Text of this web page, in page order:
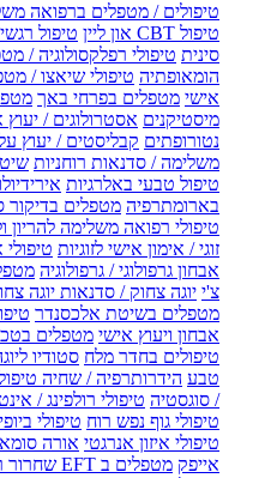
טיפולים / מטפלים ברפואה
טיפול CBT און ליין
טיפול
סינית טיפולי רפלקסולוגיה /
הומאופתיה טיפולי שיאצו /
אישי מטפלים בפרחי באך
מיסטיקנים אסטרולוגים / יעוץ
נטורופתים קבליסטים / יעוץ
משלימה / סדנאות רוחניות
טיפול טבעי באלרגיות
בארומתרפיה מטפלים בדיקור
טיפולי רפואה משלימה להריון
זוגי / אימון אישי לזוגיות טיפולי
אבחון גרפולוגי / גרפולוגיה
צ'י יוגה צחוק / סדנאות יוגה
מטפלים בשיטת אלכסנדר
אבחון ויעוץ אישי מטפלים
טיפולים בחדר מלח סטודיו
טבע הידרותרפיה / שחיה
/ סוגסטיה טיפולי רולפינג /
טיפולי גוף נפש רוח טיפולי
טיפולי איזון אנרגטי אורה
אייפק מטפלים ב EFT שחרור ריגשי